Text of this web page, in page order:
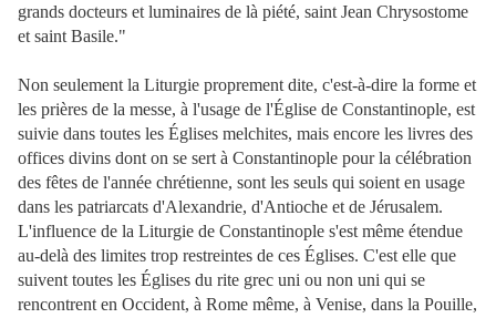
grands docteurs et luminaires de là piété, saint Jean Chrysostome
et saint Basile."
Non seulement la Liturgie proprement dite, c'est-à-dire la forme et
les prières de la messe, à l'usage de l'Église de Constantinople, est
suivie dans toutes les Églises melchites, mais encore les livres des
offices divins dont on se sert à Constantinople pour la célébration
des fêtes de l'année chrétienne, sont les seuls qui soient en usage
dans les patriarcats d'Alexandrie, d'Antioche et de Jérusalem.
L'influence de la Liturgie de Constantinople s'est même étendue
au-delà des limites trop restreintes de ces Églises. C'est elle que
suivent toutes les Églises du rite grec uni ou non uni qui se
rencontrent en Occident, à Rome même, à Venise, dans la Pouille,